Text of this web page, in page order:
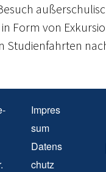
Form von
Studienfahrten
Impres
sum
Datens
chutz